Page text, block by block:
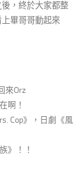
，終於大家都整
畢哥哥動起來
來Orz
啊！
Cop》，日劇《風
》！！